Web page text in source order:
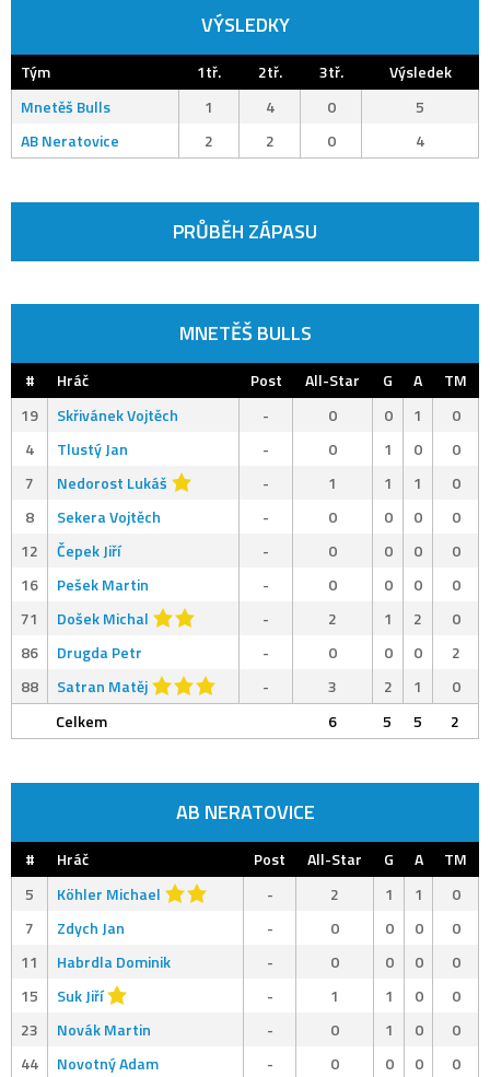
VÝSLEDKY
Tým 1tř. 2tř. 3tř.
Výsledek
Mnetěš Bulls
1 4 0
5
AB Neratovice
2 2 0 4
PRŮBĚH ZÁPASU
MNETĚŠ BULLS
# Hráč Post All-Star G A
TM
19
Skřivánek Vojtěch - 0 0 1
0
4
Tlustý Jan - 0 1 0
0
7
Nedorost Lukáš - 1 1 1
0
8
Sekera Vojtěch - 0 0 0
0
12
Čepek Jiří - 0 0 0
0
16
Pešek Martin - 0 0 0
0
71
Došek Michal - 2 1 2
0
86
Drugda Petr - 0 0 0
2
88
Satran Matěj - 3 2 1
0
Celkem
6 5 5 2
AB NERATOVICE
# Hráč Post All-Star G A
TM
5
Köhler Michael - 2 1 1
0
7
Zdych Jan - 0 0 0
0
11
Habrdla Dominik - 0 0 0
0
15
Suk Jiří - 1 1 0
0
23
Novák Martin - 0 1 0
0
44
Novotný Adam - 0 0 0 0